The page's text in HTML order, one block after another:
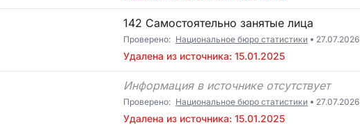
142 Самостоятельно занятые лица
Проверено: Национальное бюро статистики 27.07.2026
Удалена из источника: 15.01.2025
Информация в источнике отсутствует
Проверено: Национальное бюро статистики 27.07.2026
Удалена из источника: 15.01.2025